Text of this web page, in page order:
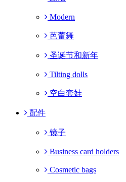
Modern
芭蕾舞
圣诞节和新年
Tilting dolls
空白套娃
配件
镜子
Business card holders
Cosmetic bags